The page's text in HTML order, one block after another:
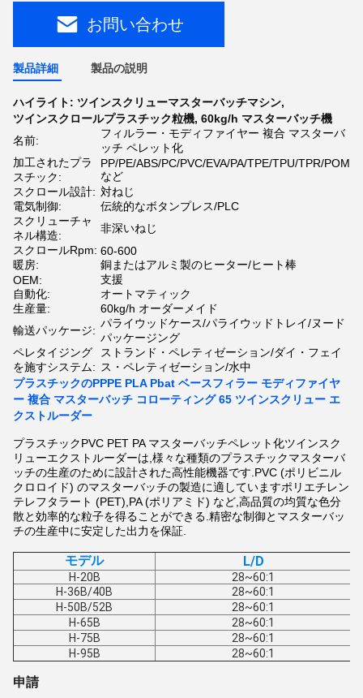
お問い合わせ
製品詳細 製品の説明
ハイライト: ツインスクリューマスターバッチマシン,
ツインスクロールプラスチック粒機, 60kg/h マスターバッチ機
名前:
フィルラー・モディファイヤー 複合 マスターバ
ッチ ペレット化
加工されたプラ
スチック:
PP/PE/ABS/PC/PVC/EVA/PA/TPE/TPU/TPR/POM
など
スクロール設計: 対ねじ
電気制御:
伝統的なボタンプレス/PLC
スクリューチャ
ネル構造:
非深いねじ
スクロールRpm: 60-600
暖房:
銅またはアルミ製のヒーター/ヒート棒
OEM:
支援
自動化:
オートマティック
生産量:
60kg/h オーダーメイド
輸送パッケージ:
パライウッドケース/パライウッドトレイ/ヌード
パッケージング
ペレタイジング
を施すシステム:
ストランド・ペレティゼーション/ダイ・フェイ
ス・ペレティゼーション/水中
プラスチックのPPPE PLA Pbat ベースフィラー モディファイヤ
ー 複合 マスターバッチ コローティング 65 ツインスクリュー エ
クストルーダー
プラスチックPVC PET PA マスターバッチペレット化ツインスク
リューエクストルーダーは,様々な種類のプラスチックマスターバ
ッチの生産のために設計された高性能機器です.PVC (ポリビニル
クロロイド) のマスターバッチの製造に適していますポリエチレン
テレフタラート (PET),PA (ポリアミド) など,高品質の均質な色分
散と効率的な粒子を得ることができる.精密な制御とマスターバッ
チの生産中に安定した出力を保証.
モデル L/D
H-20B
28~60:1
H-36B/40B
28~60:1
H-50B/52B
28~60:1
H-65B
28~60:1
H-75B
28~60:1
H-95B
28~60:1
申請